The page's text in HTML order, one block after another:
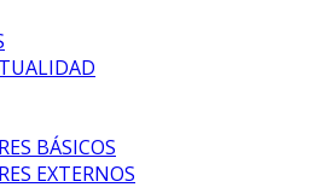
BÁSICOS
EXTERNOS